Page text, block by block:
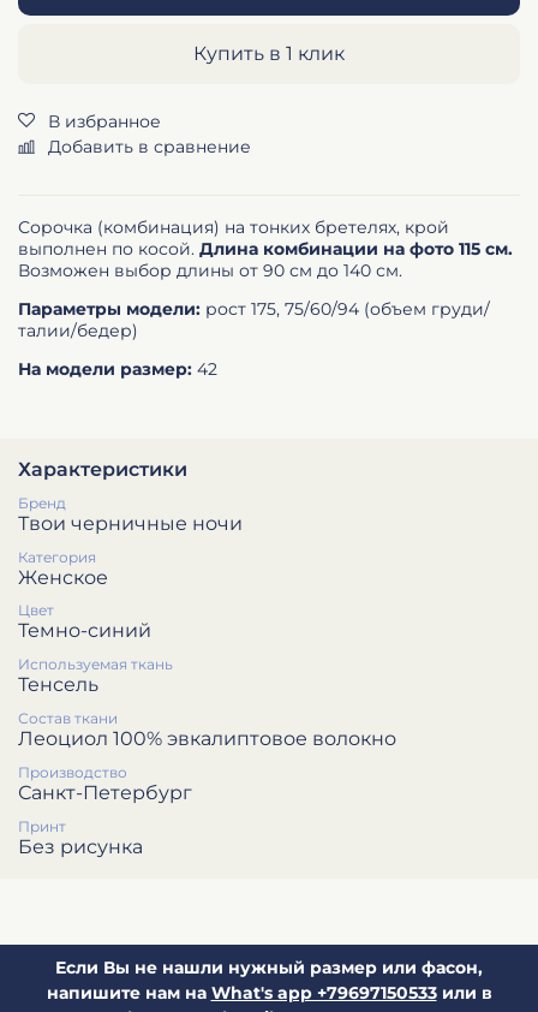
Купить в 1 клик
В избранное
Добавить в сравнение
Сорочка (комбинация) на тонких бретелях, крой
выполнен по косой. Длина комбинации на фото 115 см.
Возможен выбор длины от 90 см до 140 см.
Параметры модели: рост 175, 75/60/94 (объем груди/
талии/бедер)
На модели размер: 42
Характеристики
Бренд
Твои черничные ночи
Категория
Женское
Цвет
Темно-синий
Используемая ткань
Тенсель
Состав ткани
Леоциол 100% эвкалиптовое волокно
Производство
Санкт-Петербург
Принт
Без рисунка
Если Вы не нашли нужный размер или фасон,
напишите нам на What's app +79697150533или в